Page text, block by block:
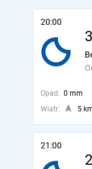
20:00
Opad: 0 mm
Wiatr:
5
21:00